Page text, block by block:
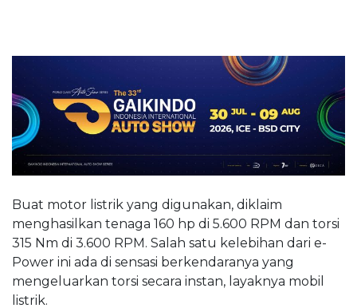
Buat motor listrik yang digunakan, diklaim
menghasilkan tenaga 160 hp di 5.600 RPM dan torsi
315 Nm di 3.600 RPM. Salah satu kelebihan dari e-
Power ini ada di sensasi berkendaranya yang
mengeluarkan torsi secara instan, layaknya mobil
listrik.